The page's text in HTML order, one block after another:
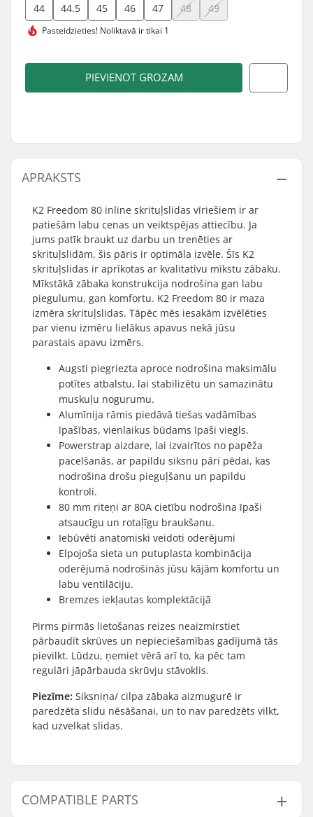
44
44.5 45 46 47 48 49
Pasteidzieties! Noliktavā ir tikai 1
PIEVIENOT GROZAM
APRAKSTS
K2 Freedom 80 inline skrituļslidas vīriešiem ir ar
patiešām labu cenas un veiktspējas attiecību. Ja
jums patīk braukt uz darbu un trenēties ar
skrituļslidām, šis pāris ir optimāla izvēle. Šīs K2
skrituļslidas ir aprīkotas ar kvalitatīvu mīkstu zābaku.
Mīkstākā zābaka konstrukcija nodrošina gan labu
piegulumu, gan komfortu. K2 Freedom 80 ir maza
izmēra skrituļslidas. Tāpēc mēs iesakām izvēlēties
par vienu izmēru lielākus apavus nekā jūsu
parastais apavu izmērs.
Augsti piegriezta aproce nodrošina maksimālu
potītes atbalstu, lai stabilizētu un samazinātu
muskuļu nogurumu.
Alumīnija rāmis piedāvā tiešas vadāmības
īpašības, vienlaikus būdams īpaši viegls.
Powerstrap aizdare, lai izvairītos no papēža
pacelšanās, ar papildu siksnu pāri pēdai, kas
nodrošina drošu pieguļšanu un papildu
kontroli.
80 mm riteņi ar 80A cietību nodrošina īpaši
atsaucīgu un rotaļīgu braukšanu.
Iebūvēti anatomiski veidoti oderējumi
Elpojoša sieta un putuplasta kombinācija
oderējumā nodrošinās jūsu kājām komfortu un
labu ventilāciju.
Bremzes iekļautas komplektācijā
Pirms pirmās lietošanas reizes neaizmirstiet
pārbaudīt skrūves un nepieciešamības gadījumā tās
pievilkt. Lūdzu, ņemiet vērā arī to, ka pēc tam
regulāri jāpārbauda skrūvju stāvoklis.
Piezīme: Siksniņa/ cilpa zābaka aizmugurē ir
paredzēta slidu nēsāšanai, un to nav paredzēts vilkt,
kad uzvelkat slidas.
COMPATIBLE PARTS